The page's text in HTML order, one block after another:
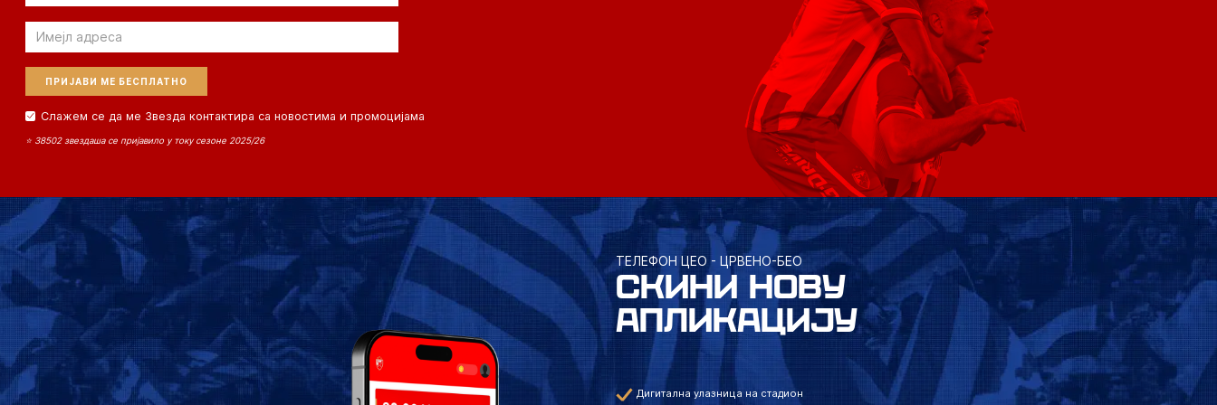
Email
Слажем се да ме Звезда контактира са новостима и промоцијама
⭐ 38502 звездаша се пријавило у току сезоне 2025/26
ТЕЛЕФОН ЦЕО - ЦРВЕНО-БЕО
СКИНИ НОВУ
АПЛИКАЦИЈУ
Дигитална улазница на стадион